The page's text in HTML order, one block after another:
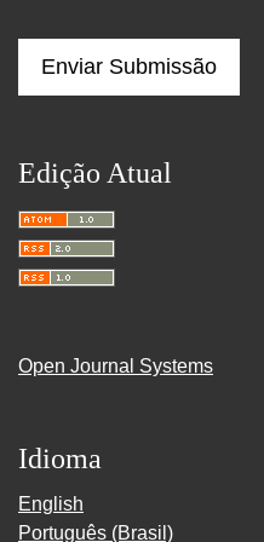
Enviar Submissão
Edição Atual
Open Journal Systems
Idioma
English
Português (Brasil)